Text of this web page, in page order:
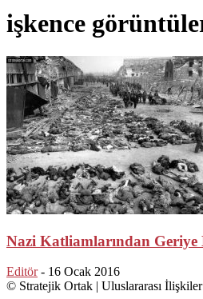
işkence
Nazi Katliamlarından
Editör - 16 Ocak 2016
© Stratejik Ortak | Uluslararası İlişkiler